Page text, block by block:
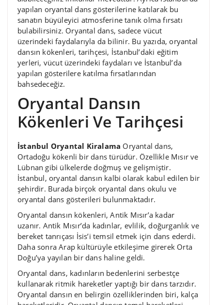
yapılan oryantal dans gösterilerine katılarak bu
sanatın büyüleyici atmosferine tanık olma fırsatı
bulabilirsiniz. Oryantal dans, sadece vücut
üzerindeki faydalarıyla da bilinir. Bu yazıda, oryantal
dansın kökenleri, tarihçesi, İstanbul’daki eğitim
yerleri, vücut üzerindeki faydaları ve İstanbul’da
yapılan gösterilere katılma fırsatlarından
bahsedeceğiz.
Oryantal Dansın
Kökenleri Ve Tarihçesi
İstanbul Oryantal Kiralama Oryantal dans,
Ortadoğu kökenli bir dans türüdür. Özellikle Mısır ve
Lübnan gibi ülkelerde doğmuş ve gelişmiştir.
İstanbul, oryantal dansın kalbi olarak kabul edilen bir
şehirdir. Burada birçok oryantal dans okulu ve
oryantal dans gösterileri bulunmaktadır.
Oryantal dansın kökenleri, Antik Mısır’a kadar
uzanır. Antik Mısır’da kadınlar, evlilik, doğurganlık ve
bereket tanrıçası İsis’i temsil etmek için dans ederdi.
Daha sonra Arap kültürüyle etkileşime girerek Orta
Doğu’ya yayılan bir dans haline geldi.
Oryantal dans, kadınların bedenlerini serbestçe
kullanarak ritmik hareketler yaptığı bir dans tarzıdır.
Oryantal dansın en belirgin özelliklerinden biri, kalça